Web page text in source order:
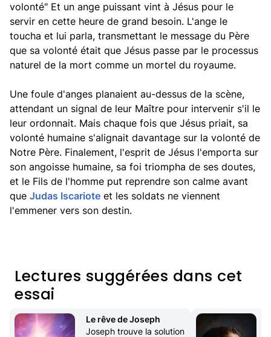
volonté" Et un ange puissant vint à Jésus pour le
servir en cette heure de grand besoin. L'ange le
toucha et lui parla, transmettant le message du Père
que sa volonté était que Jésus passe par le processus
naturel de la mort comme un mortel du royaume.
Une foule d'anges planaient au-dessus de la scène,
attendant un signal de leur Maître pour intervenir s'il le
leur ordonnait. Mais chaque fois que Jésus priait, sa
volonté humaine s'alignait davantage sur la volonté de
Notre Père. Finalement, l'esprit de Jésus l'emporta sur
son angoisse humaine, sa foi triompha de ses doutes,
et le Fils de l'homme put reprendre son calme avant
que Judas Iscariote et les soldats ne viennent
l'emmener vers son destin.
Lectures suggérées dans cet
essai
Le rêve de Joseph
Joseph trouve la solution